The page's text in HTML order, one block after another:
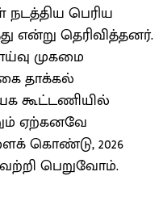
பெரிய
என்று தெரிவித்தனர்.
முகமை
தாக்கல்
கூட்டணியில்
ஏற்கனவே
கொண்டு, 2026
பெறுவோம்.